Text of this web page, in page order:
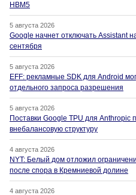
HBM5
5 августа 2026
Google начнет отключать Assistant
сентября
5 августа 2026
EFF: рекламные SDK для Android
отдельного запроса разрешения
5 августа 2026
Поставки Google TPU для Anthropic
внебалансовую структуру
4 августа 2026
NYT: Белый дом отложил
после спора в Кремниевой долине
4 августа 2026